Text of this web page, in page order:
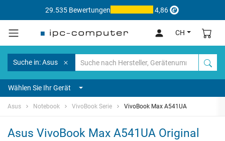
29.535 Bewertungen 4,86
CH
Suche in: Asus
Wählen Sie Ihr Gerät
Asus Notebook VivoBook Serie VivoBook Max A541UA
Asus VivoBook Max A541UA Original